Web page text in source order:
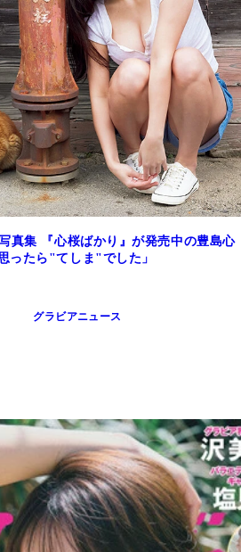
真集 『心桜ばかり』が発売中の豊島心
ったら"てしま"でした」
グラビアニュース